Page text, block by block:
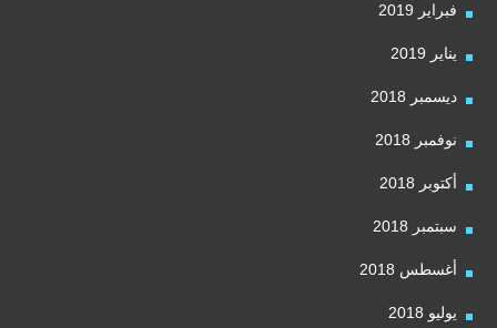
فبراير 2019
يناير 2019
ديسمبر 2018
نوفمبر 2018
أكتوبر 2018
سبتمبر 2018
أغسطس 2018
يوليو 2018